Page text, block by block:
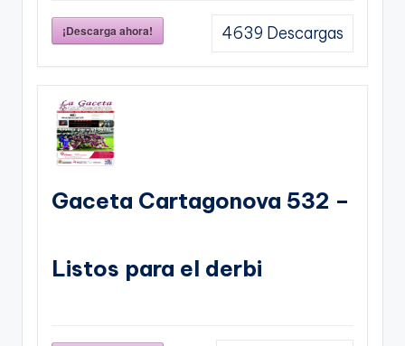
¡Descarga ahora! 4639 Descargas
Gaceta Cartagonova 532 –
Listos para el derbi